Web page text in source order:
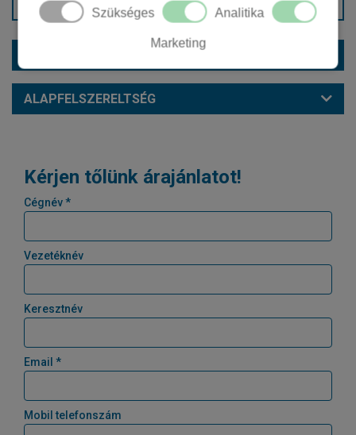
Szükséges Analitika
Marketing
Kérjen visszahívást!
ALAPFELSZERELTSÉG
Kérjen tőlünk árajánlatot!
Cégnév *
Vezetéknév
Keresztnév
Email *
Mobil telefonszám